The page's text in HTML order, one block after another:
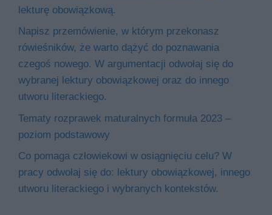
lekturę obowiązkową.
Napisz przemówienie, w którym przekonasz
rówieśników, że warto dążyć do poznawania
czegoś nowego. W argumentacji odwołaj się do
wybranej lektury obowiązkowej oraz do innego
utworu literackiego.
Tematy rozprawek maturalnych formuła 2023 –
poziom podstawowy
Co pomaga człowiekowi w osiągnięciu celu? W
pracy odwołaj się do: lektury obowiązkowej, innego
utworu literackiego i wybranych kontekstów.